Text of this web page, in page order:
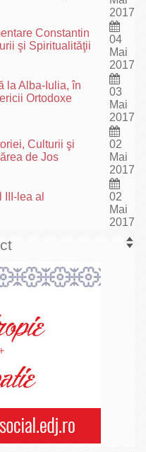
2017
Constantin
şi Spiritualităţii
04
Mai
2017
la Alba-Iulia, în
Ortodoxe
03
Mai
2017
Culturii şi
de Jos
02
Mai
2017
lea al
02
Mai
2017